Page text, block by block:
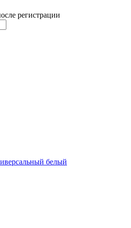
регистрации
белый